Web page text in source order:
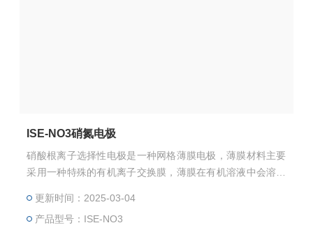
ISE-NO3硝氮电极
硝酸根离子选择性电极是一种网格薄膜电极，薄膜材料主要
采用一种特殊的有机离子交换膜，薄膜在有机溶液中会溶解
污染源监测；污水处理；食品、饮用水、农业等； 瑞士纳德
拉公司生产的（Ion Selective Electrode）离子电极均可根据
更新时间：2025-03-04
产品型号：ISE-NO3